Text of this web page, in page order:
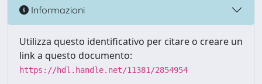
Informazioni
Utilizza questo identificativo per citare o creare un
link a questo documento:
https://hdl.handle.net/11381/2854954